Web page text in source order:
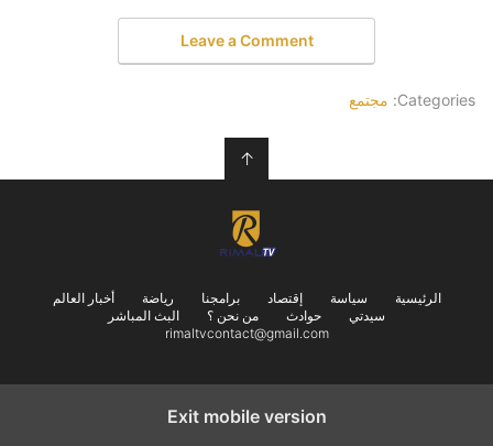
Leave a Comment
Categories: مجتمع
↑
الرئيسية سياسة إقتصاد برامجنا رياضة
أخبار العالم
سيدتي
حوادث من نحن ؟
البث المباشر
rimaltvcontact@gmail.com
Exit mobile version